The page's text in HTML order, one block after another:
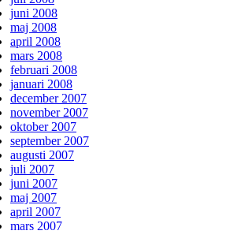
juni 2008
maj 2008
april 2008
mars 2008
februari 2008
januari 2008
december 2007
november 2007
oktober 2007
september 2007
augusti 2007
juli 2007
juni 2007
maj 2007
april 2007
mars 2007